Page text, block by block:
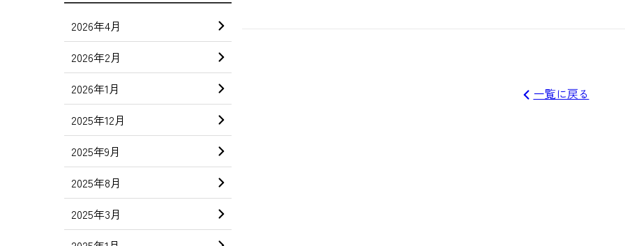
一覧に戻る
2026年4月
2026年2月
2026年1月
2025年12月
2025年9月
2025年8月
2025年3月